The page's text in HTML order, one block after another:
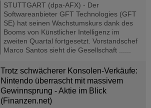
STUTTGART (dpa-AFX) - Der
Softwareanbieter GFT Technologies (GFT
SE) hat seinen Wachstumskurs dank des
Booms von Künstlicher Intelligenz im
zweiten Quartal fortgesetzt. Vorstandschef
Marco Santos sieht die Gesellschaft ......
Trotz schwächerer Konsolen-Verkäufe:
Nintendo überrascht mit massivem
Gewinnsprung - Aktie im Blick
(Finanzen.net)